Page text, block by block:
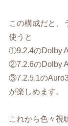
この構成だと、
使うと
①9.2.4のDolby
②7.2.6のDolby
③7.2.5.1の
が楽しめます。
これから色々視